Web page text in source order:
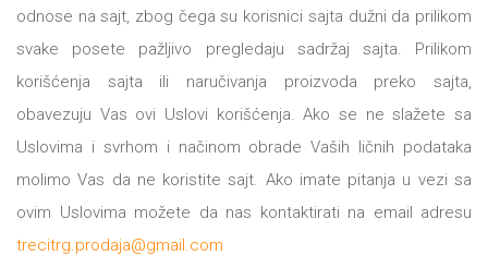
Pro/za
Trgni
Poezija!
odnose na sajt, zbog čega su korisnici sajta dužni da prilikom
svake posete pažljivo pregledaju sadržaj sajta. Prilikom
korišćenja sajta ili naručivanja proizvoda preko sajta,
obavezuju Vas ovi Uslovi korišćenja. Ako se ne slažete sa
Uslovima i svrhom i načinom obrade Vaših ličnih podataka
molimo Vas da ne koristite sajt. Ako imate pitanja u vezi sa
ovim Uslovima možete da nas kontaktirati na email adresu
trecitrg.prodaja@gmail.com